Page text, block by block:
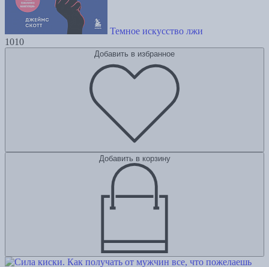
Темное искусство лжи
1010
Добавить в избранное
Добавить в корзину